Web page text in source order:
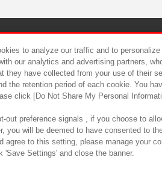
食品のご提供について カス
to analyze our traffic and to
our analytics and advertising partners,
they have collected from your use of their
the retention period of each cookie. You
click [Do Not Share My Personal
out preference signals , if you choose to
you will be deemed to have consented to
agree to this setting, please manage your
Settings' and close the banner.